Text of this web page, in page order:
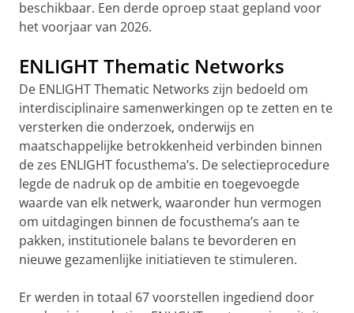
beschikbaar. Een derde oproep staat gepland voor
het voorjaar van 2026.
ENLIGHT Thematic Networks
De ENLIGHT Thematic Networks zijn bedoeld om
interdisciplinaire samenwerkingen op te zetten en te
versterken die onderzoek, onderwijs en
maatschappelijke betrokkenheid verbinden binnen
de zes ENLIGHT focusthema’s. De selectieprocedure
legde de nadruk op de ambitie en toegevoegde
waarde van elk netwerk, waaronder hun vermogen
om uitdagingen binnen de focusthema’s aan te
pakken, institutionele balans te bevorderen en
nieuwe gezamenlijke initiatieven te stimuleren.
Er werden in totaal 67 voorstellen ingediend door